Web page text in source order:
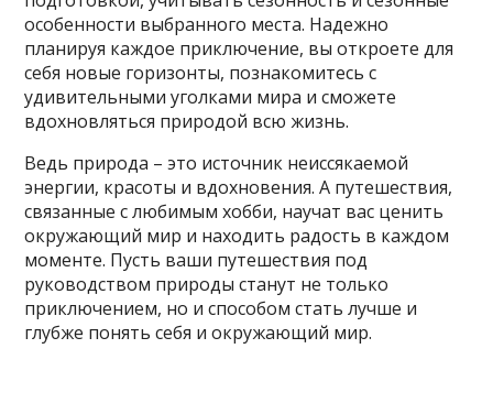
особенности выбранного места. Надежно
планируя каждое приключение, вы откроете для
себя новые горизонты, познакомитесь с
удивительными уголками мира и сможете
вдохновляться природой всю жизнь.
Ведь природа – это источник неиссякаемой
энергии, красоты и вдохновения. А путешествия,
связанные с любимым хобби, научат вас ценить
окружающий мир и находить радость в каждом
моменте. Пусть ваши путешествия под
руководством природы станут не только
приключением, но и способом стать лучше и
глубже понять себя и окружающий мир.